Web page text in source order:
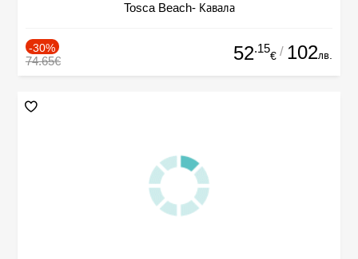
Tosca Beach- Кавала
-30%
74.65€ 52.15
€ / 102лв.